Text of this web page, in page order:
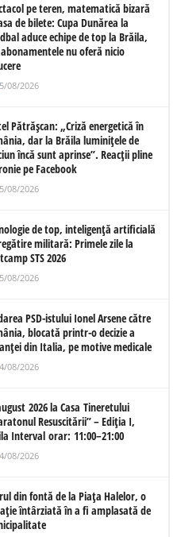
pe teren, matematică bizară
de bilete: Cupa Dunărea la
aduce echipe de top la Brăila,
nu oferă nicio
08/2026
Pătrășcan: „Criză energetică în
dar la Brăila luminițele de
încă sunt aprinse”. Reacții pline
pe Facebook
08/2026
de top, inteligență artificială
militară: Primele zile la
STS 2026
08/2026
PSD-istului Ionel Arsene către
blocată printr-o decizie a
din Italia, pe motive medicale
08/2026
2026 la Casa Tineretului
Resuscitării” – Ediția I,
Interval orar: 11:00–21:00
08/2026
din fontă de la Piața Halelor, o
întârziată în a fi amplasată de